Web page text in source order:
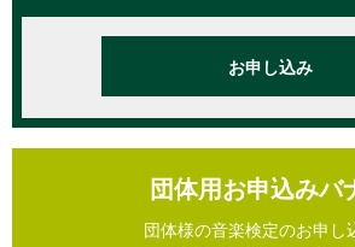
お申し込み
団体用お申込みバ
団体様の音楽検定のお申し